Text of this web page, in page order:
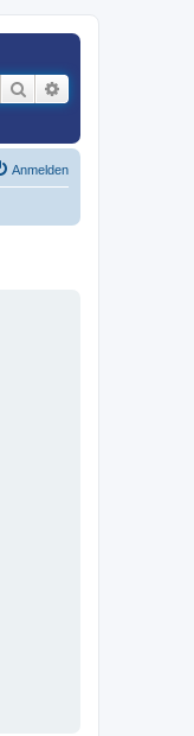
Suche
Anmelden